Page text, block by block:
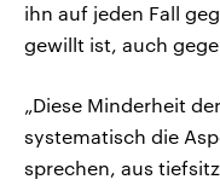
ihn auf jeden Fall
gewillt ist, auch
„Diese Minderheit
systematisch die
sprechen, aus